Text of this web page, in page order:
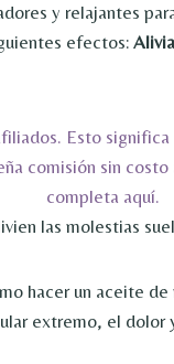
y relajantes
efectos:
Esto
comisión sin
completa aquí.
las molestias
hacer un aceite
extremo, el dolor